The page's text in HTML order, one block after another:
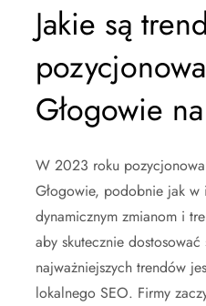
Jakie są
Głogowie
W 2023 roku
Głogowie, podobnie jak
dynamicznym zmianom i
aby skutecznie
najważniejszych trendów
lokalnego SEO. Firmy